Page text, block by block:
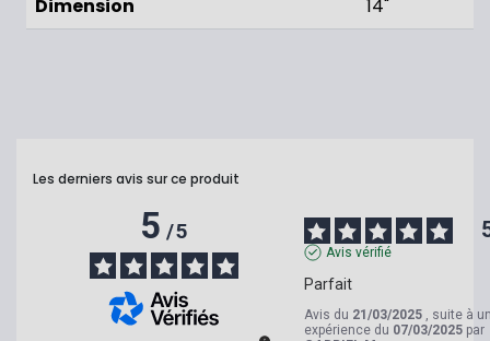
Dimension 14"
Les derniers avis sur ce produit
5/5
Avis vérifié
Parfait
Avis du 21/03/2025 , suite à
expérience du 07/03/2025 par